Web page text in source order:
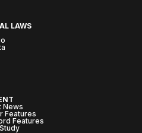
LAWS
News
Features
Features